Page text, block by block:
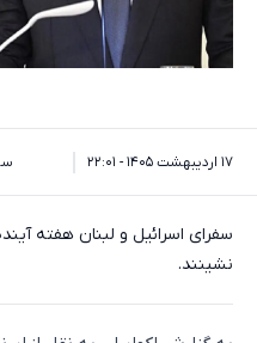
۱۷ اردیبهشت ۱۴۰۵ - ۲۲:۰۱
سفرای اسرائیل و لبنان هفته
نشینند.